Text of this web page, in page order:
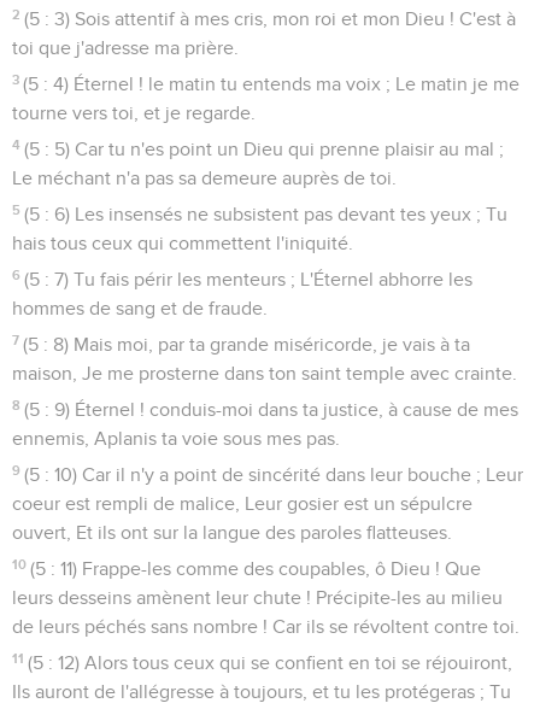
2 (5 : 3) Sois attentif à mes cris, mon roi et mon Dieu ! C'est à
toi que j'adresse ma prière.
3 (5 : 4) Éternel ! le matin tu entends ma voix ; Le matin je me
tourne vers toi, et je regarde.
4 (5 : 5) Car tu n'es point un Dieu qui prenne plaisir au mal ;
Le méchant n'a pas sa demeure auprès de toi.
5 (5 : 6) Les insensés ne subsistent pas devant tes yeux ; Tu
hais tous ceux qui commettent l'iniquité.
6 (5 : 7) Tu fais périr les menteurs ; L'Éternel abhorre les
hommes de sang et de fraude.
7 (5 : 8) Mais moi, par ta grande miséricorde, je vais à ta
maison, Je me prosterne dans ton saint temple avec crainte.
8 (5 : 9) Éternel ! conduis-moi dans ta justice, à cause de mes
ennemis, Aplanis ta voie sous mes pas.
9 (5 : 10) Car il n'y a point de sincérité dans leur bouche ; Leur
coeur est rempli de malice, Leur gosier est un sépulcre
ouvert, Et ils ont sur la langue des paroles flatteuses.
10 (5 : 11) Frappe-les comme des coupables, ô Dieu ! Que
leurs desseins amènent leur chute ! Précipite-les au milieu
de leurs péchés sans nombre ! Car ils se révoltent contre toi.
11 (5 : 12) Alors tous ceux qui se confient en toi se réjouiront,
Ils auront de l'allégresse à toujours, et tu les protégeras ; Tu